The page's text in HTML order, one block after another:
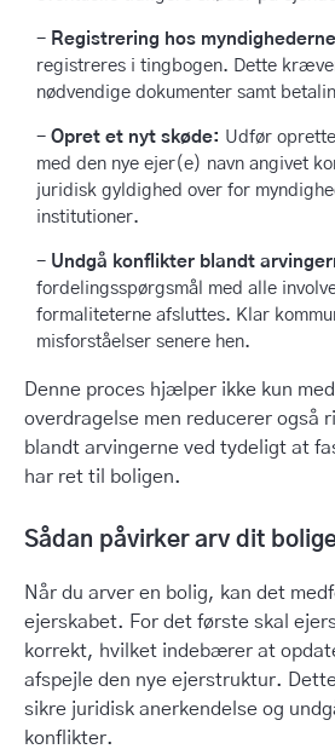
Registrering hos
registreres i tingbogen. Dette
nødvendige dokumenter samt
Opret et nyt skøde: Udfør
med den nye ejer(e) navn angivet
juridisk gyldighed over for
institutioner.
Undgå konflikter blandt
fordelingsspørgsmål med alle
formaliteterne afsluttes. Klar
misforståelser senere hen.
Denne proces hjælper ikke kun
overdragelse men reducerer også
blandt arvingerne ved tydeligt at
har ret til boligen.
Sådan påvirker arv dit
Når du arver en bolig, kan det
ejerskabet. For det første skal
korrekt, hvilket indebærer at
afspejle den nye ejerstruktur.
sikre juridisk anerkendelse og
konflikter.